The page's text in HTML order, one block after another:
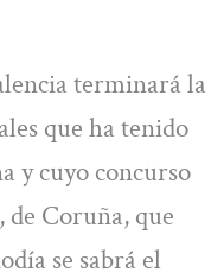
terminará la
que ha tenido
y cuyo concurso
Coruña, que
se sabrá el